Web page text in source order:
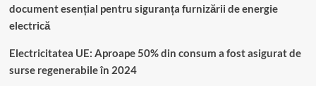
document esențial pentru siguranța furnizării de energie
electrică
Electricitatea UE: Aproape 50% din consum a fost asigurat de
surse regenerabile în 2024